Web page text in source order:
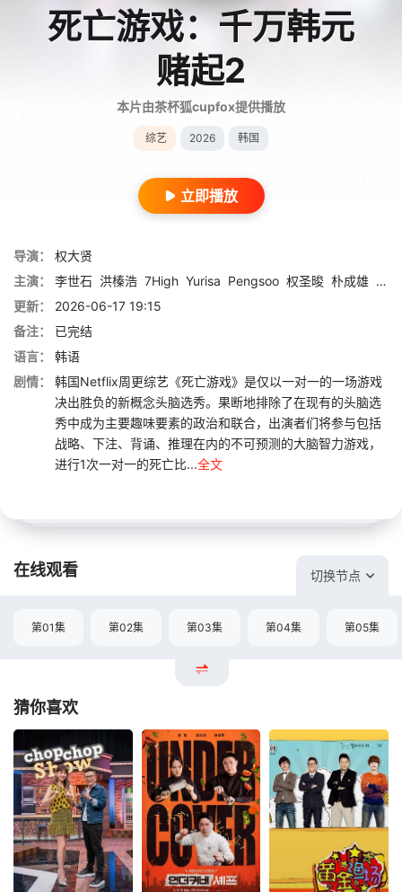
死亡游戏：千万韩元
赌起2
本片由茶杯狐cupfox提供播放
综艺 2026 韩国
立即播放
导演：
权大贤
主演：
李世石 洪榛浩 7High Yurisa Pengsoo 权圣晙 朴成雄 张
更新：
2026-06-17 19:15
备注：
已完结
语言：
韩语
剧情：
韩国Netflix周更综艺《死亡游戏》是仅以一对一的一场游戏
决出胜负的新概念头脑选秀。果断地排除了在现有的头脑选
秀中成为主要趣味要素的政治和联合，出演者们将参与包括
战略、下注、背诵、推理在内的不可预测的大脑智力游戏，
进行1次一对一的死亡比...全文
在线观看 切换节点
第01集 第02集 第03集 第04集 第05集
猜你喜欢